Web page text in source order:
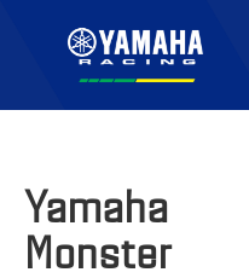
Yamaha
Monster